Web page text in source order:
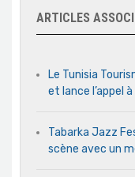
ARTICLES
Le Tunisia
et lance l’appel
Tabarka Jazz
scène avec un